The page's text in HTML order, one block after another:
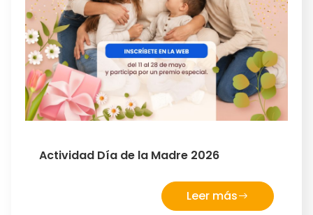
Actividad Día de la Madre 2026
Leer más